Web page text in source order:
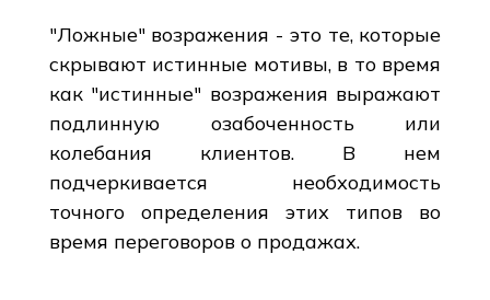
"Ложные" возражения - это те, которые
скрывают истинные мотивы, в то время
как "истинные" возражения выражают
подлинную озабоченность или
колебания клиентов. В нем
подчеркивается необходимость
точного определения этих типов во
время переговоров о продажах.